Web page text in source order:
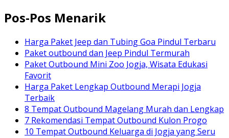
Pos-Pos Menarik
Harga Paket Jeep dan Tubing Goa Pindul Terbaru
Paket outbound dan Jeep Pindul Termurah
Paket Outbound Mini Zoo Jogja, Wisata Edukasi
Favorit
Harga Paket Lengkap Outbound Merapi Jogja
Terbaik
8 Tempat Outbound Magelang Murah dan Lengkap
7 Rekomendasi Tempat Outbound Kulon Progo
10 Tempat Outbound Keluarga di Jogja yang Seru